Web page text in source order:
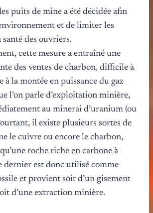
puits de mine a été décidée afin
et de limiter les
des ouvriers.
cette mesure a entraîné une
des ventes de charbon, difficile à
à la montée en puissance du gaz
l’on parle d’exploitation minière,
au minerai d’uranium (ou
il existe plusieurs sortes de
le cuivre ou encore le charbon,
roche riche en carbone à
dernier est donc utilisé comme
et provient soit d’un gisement
d’une extraction minière.